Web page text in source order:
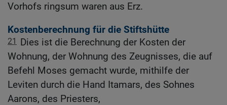
Vorhofs ringsum waren aus Erz.
Kostenberechnung für die Stiftshütte
21 Dies ist die Berechnung der Kosten der
Wohnung, der Wohnung des Zeugnisses, die auf
Befehl Moses gemacht wurde, mithilfe der
Leviten durch die Hand Itamars, des Sohnes
Aarons, des Priesters,